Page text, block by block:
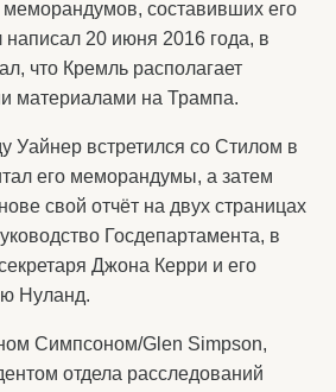
составивших его
написал 20 июня 2016 года, в
что Кремль располагает
материалами на Трампа.
Уайнер встретился со Стилом в
его меморандумы, а затем
свой отчёт на двух страницах
Госдепартамента, в
Джона Керри и его
Нуланд.
Симпсоном/Glen Simpson,
отдела расследований